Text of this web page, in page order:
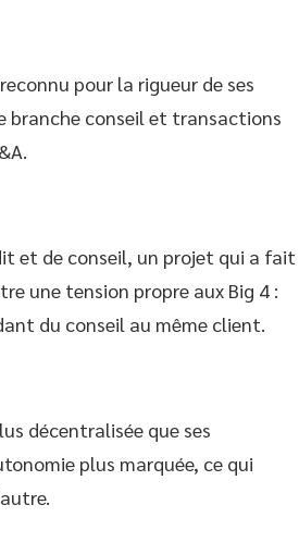
pour la rigueur de ses
branche conseil et transactions
et de conseil, un projet qui a fait
une tension propre aux Big 4 :
du conseil au même client.
décentralisée que ses
plus marquée, ce qui